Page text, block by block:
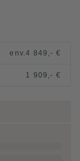
env.4 849,- €
1 909,- €